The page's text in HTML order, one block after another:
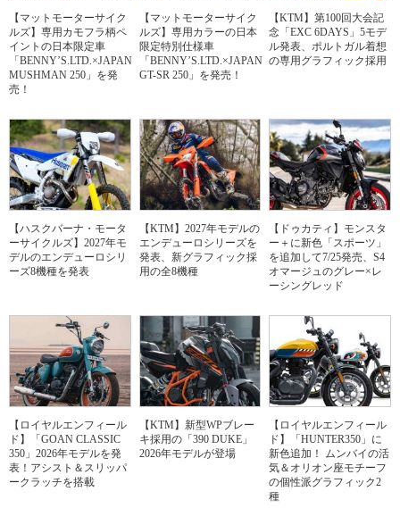
【マットモーターサイク
ルズ】専用カモフラ柄ペ
イントの日本限定車
「BENNY’S.LTD.×JAPAN
MUSHMAN 250」を発
売！
【マットモーターサイク
ルズ】専用カラーの日本
限定特別仕様車
「BENNY’S.LTD.×JAPAN
GT-SR 250」を発売！
【KTM】第100回大会記
念「EXC 6DAYS」5モデ
ル発表、ポルトガル着想
の専用グラフィック採用
【ハスクバーナ・モータ
ーサイクルズ】2027年モ
デルのエンデューロシリ
ーズ8機種を発表
【KTM】2027年モデルの
エンデューロシリーズを
発表、新グラフィック採
用の全8機種
【ドゥカティ】モンスタ
ー＋に新色「スポーツ」
を追加して7/25発売、S4
オマージュのグレー×レ
ーシングレッド
【ロイヤルエンフィール
ド】「GOAN CLASSIC
350」2026年モデルを発
表！アシスト＆スリッパ
ークラッチを搭載
【KTM】新型WPブレー
キ採用の「390 DUKE」
2026年モデルが登場
【ロイヤルエンフィール
ド】「HUNTER350」に
新色追加！ ムンバイの活
気＆オリオン座モチーフ
の個性派グラフィック2
種